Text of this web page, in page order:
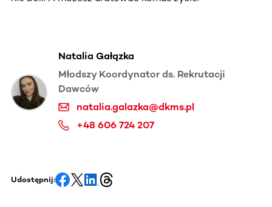
Natalia Gałązka
Młodszy Koordynator ds. Rekrutacji
Dawców
natalia.galazka@dkms.pl
+48 606 724 207
Udostępnij: